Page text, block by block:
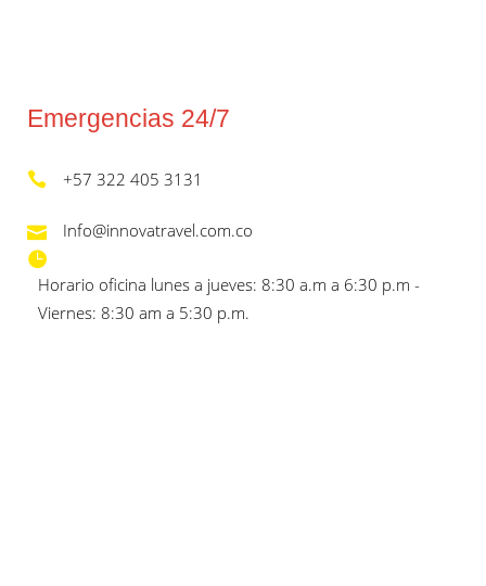
Emergencias 24/7
+57 322 405 3131
Info@innovatravel.com.co
Horario oficina lunes a jueves: 8:30 a.m a 6:30 p.m -
Viernes: 8:30 am a 5:30 p.m.